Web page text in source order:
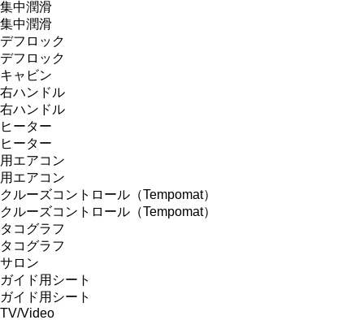
集中潤滑
集中潤滑
デフロック
デフロック
キャビン
右ハンドル
右ハンドル
ヒーター
ヒーター
用エアコン
用エアコン
クルーズコントロール（Tempomat）
クルーズコントロール（Tempomat）
タコグラフ
タコグラフ
サロン
ガイド用シート
ガイド用シート
TV/Video